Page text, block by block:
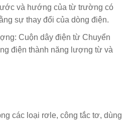
và hướng của từ trường có
sự thay đổi của dòng điện.
Cuộn dây điện từ Chuyển
điện thành năng lượng từ và
các loại rơle, công tắc tơ, dùng